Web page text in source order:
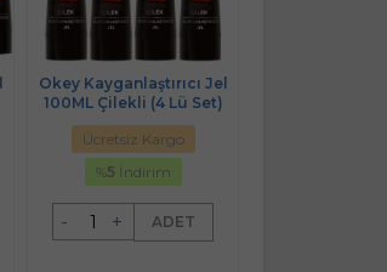
Okey Kayganlaştırıcı Jel
100ML Çilekli (4 Lü Set)
Ücretsiz Kargo
%5 İndirim
- + ADET